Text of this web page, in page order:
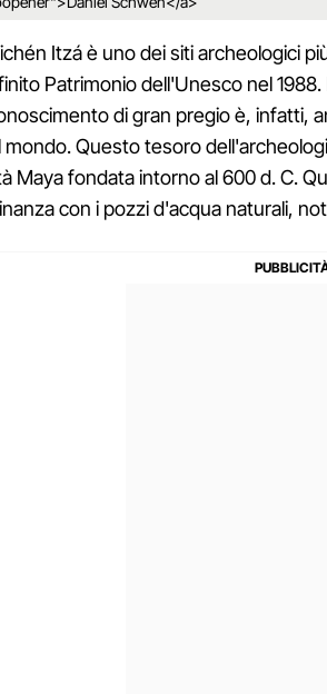
Itzá è uno dei siti archeologici
Patrimonio dell'Unesco nel
di gran pregio è, infatti,
mondo. Questo tesoro
Maya fondata intorno al 600 d. C.
con i pozzi d'acqua naturali,